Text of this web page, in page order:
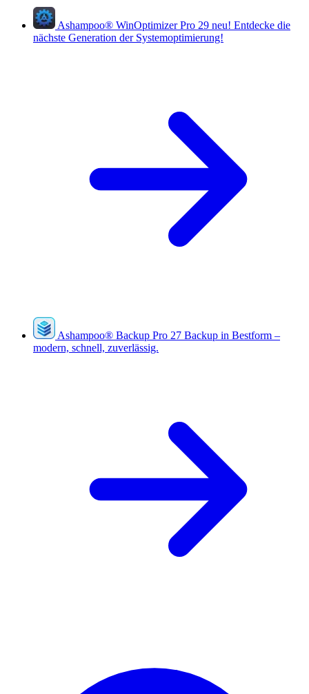
Ashampoo® WinOptimizer Pro 29 neu! Entdecke die
nächste Generation der Systemoptimierung!
Ashampoo® Backup Pro 27 Backup in Bestform –
modern, schnell, zuverlässig.